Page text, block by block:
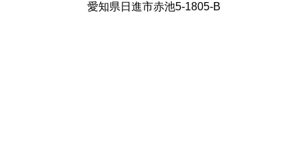
愛知県日進市赤池5-1805-B